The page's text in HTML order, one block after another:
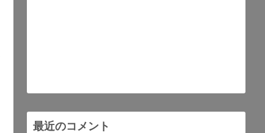
最近のコメント